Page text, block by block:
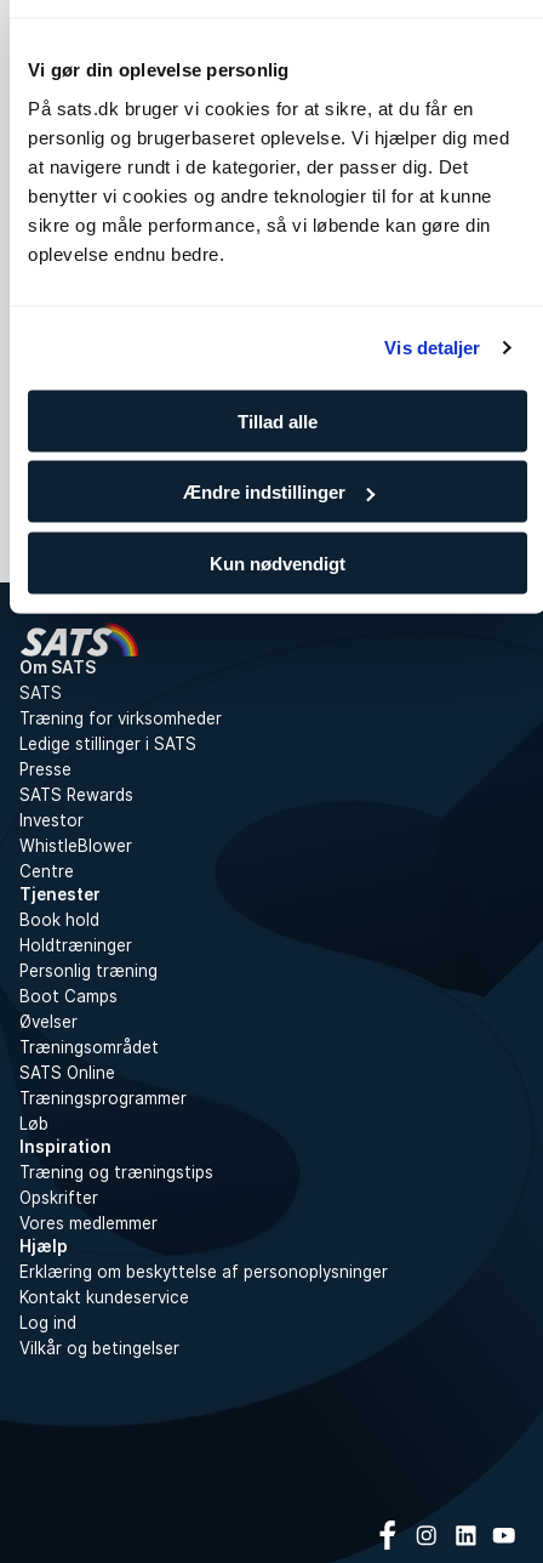
Vi gør din oplevelse personlig
På sats.dk bruger vi cookies for at sikre, at du får en
personlig og brugerbaseret oplevelse. Vi hjælper dig med
at navigere rundt i de kategorier, der passer dig. Det
benytter vi cookies og andre teknologier til for at kunne
sikre og måle performance, så vi løbende kan gøre din
oplevelse endnu bedre.
Vis detaljer
Tillad alle
Ændre indstillinger
Kun nødvendigt
Lignende øvelser
Om SATS
SATS
Træning for virksomheder
Ledige stillinger i SATS
Presse
SATS Rewards
Investor
WhistleBlower
Centre
Tjenester
Book hold
Holdtræninger
Personlig træning
Boot Camps
Øvelser
Træningsområdet
SATS Online
Træningsprogrammer
Løb
Inspiration
Træning og træningstips
Opskrifter
Vores medlemmer
Hjælp
Erklæring om beskyttelse af personoplysninger
Kontakt kundeservice
Log ind
Vilkår og betingelser